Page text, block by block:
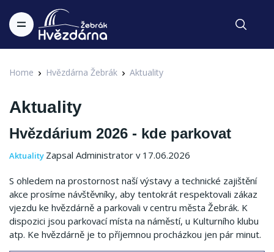
Home Hvězdárna Žebrák Aktuality
Aktuality
Hvězdárium 2026 - kde parkovat
Aktuality Zapsal Administrator v 17.06.2026
S ohledem na prostornost naší výstavy a technické zajištění
akce prosíme návštěvníky, aby tentokrát respektovali zákaz
vjezdu ke hvězdárně a parkovali v centru města Žebrák. K
dispozici jsou parkovací místa na náměstí, u Kulturního klubu
atp. Ke hvězdárně je to příjemnou procházkou jen pár minut.